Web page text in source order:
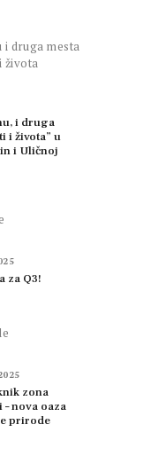
i druga
i života” u
i Uličnoj
za Q3!
zona
nova oaza
prirode